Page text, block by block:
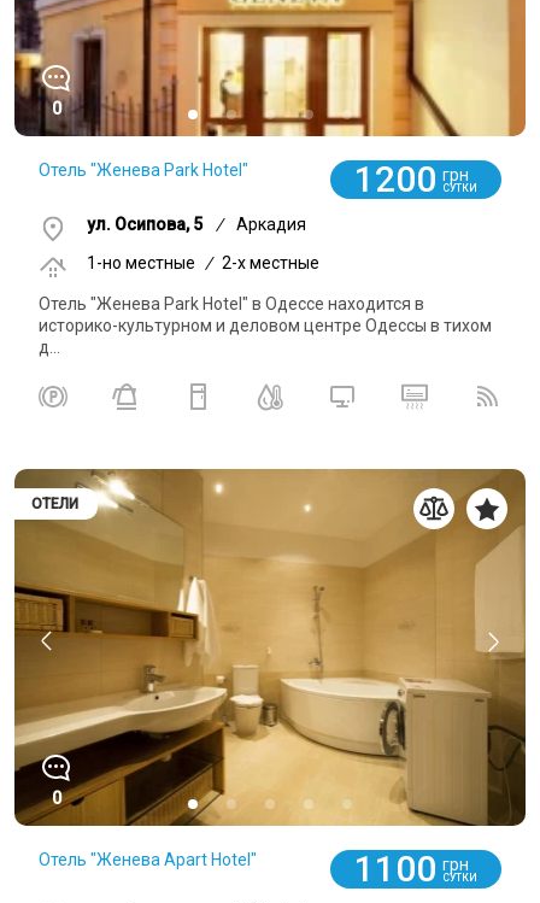
0
Отель "Женева Park Hotel" 1200 грн
СУТКИ
ул. Осипова, 5 /
Аркадия
1-но местные
/ 2-x местные
Отель "Женева Park Hotel" в Одессе находится в
историко-культурном и деловом центре Одессы в тихом
д...
ОТЕЛИ
0
Отель "Женева Apart Hotel" 1100 грн
СУТКИ